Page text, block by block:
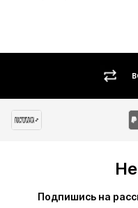
Подпишись на